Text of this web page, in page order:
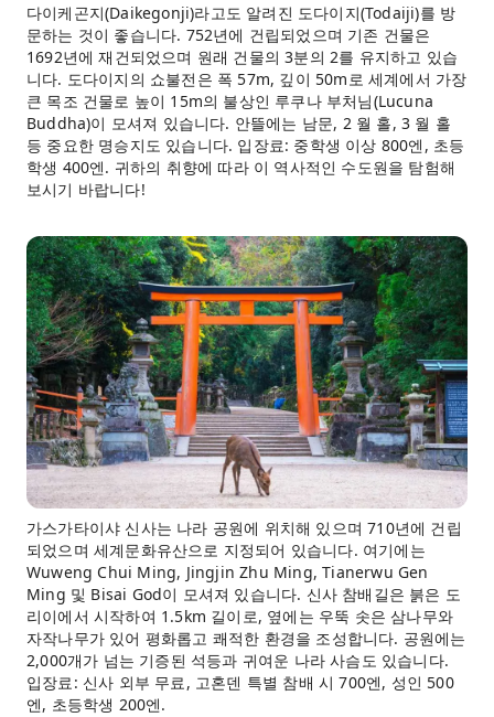
다이케곤지(Daikegonji)라고도 알려진 도다이지(Todaiji)를 방
문하는 것이 좋습니다. 752년에 건립되었으며 기존 건물은
1692년에 재건되었으며 원래 건물의 3분의 2를 유지하고 있습
니다. 도다이지의 쇼불전은 폭 57m, 깊이 50m로 세계에서 가장
큰 목조 건물로 높이 15m의 불상인 루쿠나 부처님(Lucuna
Buddha)이 모셔져 있습니다. 안뜰에는 남문, 2 월 홀, 3 월 홀
등 중요한 명승지도 있습니다. 입장료: 중학생 이상 800엔, 초등
학생 400엔. 귀하의 취향에 따라 이 역사적인 수도원을 탐험해
보시기 바랍니다!
가스가타이샤 신사는 나라 공원에 위치해 있으며 710년에 건립
되었으며 세계문화유산으로 지정되어 있습니다. 여기에는
Wuweng Chui Ming, Jingjin Zhu Ming, Tianerwu Gen
Ming 및 Bisai God이 모셔져 있습니다. 신사 참배길은 붉은 도
리이에서 시작하여 1.5km 길이로, 옆에는 우뚝 솟은 삼나무와
자작나무가 있어 평화롭고 쾌적한 환경을 조성합니다. 공원에는
2,000개가 넘는 기증된 석등과 귀여운 나라 사슴도 있습니다.
입장료: 신사 외부 무료, 고혼덴 특별 참배 시 700엔, 성인 500
엔, 초등학생 200엔.